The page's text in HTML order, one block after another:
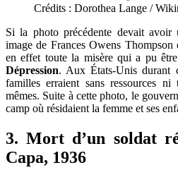
Crédits : Dorothea Lange /
Si la photo précédente devait avoir
image de Frances Owens Thompson
en effet toute la misère qui a pu
Dépression. Aux États-Unis durant
familles erraient sans ressources ni
mêmes. Suite à cette photo, le
camp où résidaient la femme et ses
3. Mort d’un soldat
Capa, 1936